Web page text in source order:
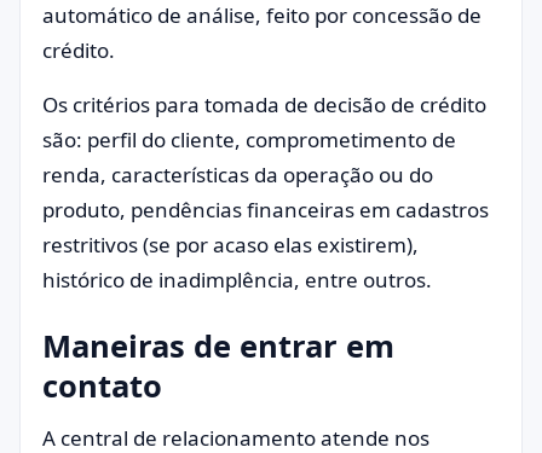
automático de análise, feito por concessão de
crédito.
Os critérios para tomada de decisão de crédito
são: perfil do cliente, comprometimento de
renda, características da operação ou do
produto, pendências financeiras em cadastros
restritivos (se por acaso elas existirem),
histórico de inadimplência, entre outros.
Maneiras de entrar em
contato
A central de relacionamento atende nos